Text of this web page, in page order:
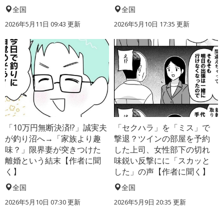
全国
2026年5月11日 09:43 更新
全国
2026年5月10日 17:35 更新
「10万円無断決済!?」誠実夫
が釣り沼へ→「家族より趣
味？」限界妻が突きつけた
離婚という結末【作者に聞
く】
全国
2026年5月10日 07:30 更新
「セクハラ」を「ミス」で
撃退？ツインの部屋を予約
した上司、女性部下の切れ
味鋭い反撃にに「スカッと
した」の声【作者に聞く】
全国
2026年5月9日 20:35 更新